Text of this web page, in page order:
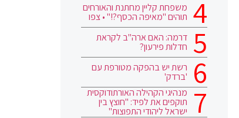
משפחת קליין מחתנת והאורחים
תוהים "מאיפה הכסף?!" • צפו
דרמה: האם ארה"ב לקראת
חדלות פירעון?
רשת יש בהפקה מטורפת עם
'ברדק'
מנהיגי הקהילה האורתודוקסית
תוקפים את לפיד: "חוצץ בין
ישראל ליהודי התפוצות"